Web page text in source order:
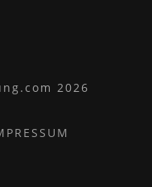
2026